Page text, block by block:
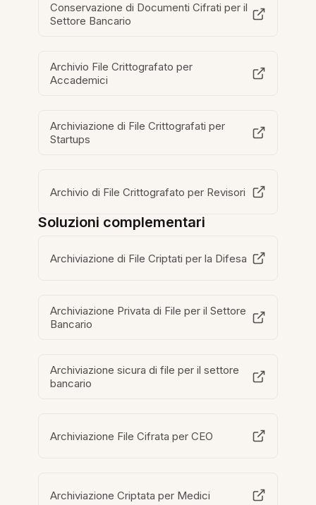
Conservazione di Documenti Cifrati per il
Settore Bancario
Archivio File Crittografato per
Accademici
Archiviazione di File Crittografati per
Startups
Archivio di File Crittografato per Revisori
Soluzioni complementari
Archiviazione di File Criptati per la Difesa
Archiviazione Privata di File per il Settore
Bancario
Archiviazione sicura di file per il settore
bancario
Archiviazione File Cifrata per CEO
Archiviazione Criptata per Medici